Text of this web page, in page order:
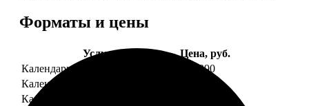
Форматы и цены
Услуга
Цена, руб.
Календарь настенный
от 1290
Календарь "домик"
Календарь магнитный отрывной